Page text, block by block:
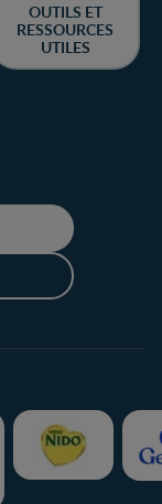
OUTILS ET
RESSOURCES
UTILES